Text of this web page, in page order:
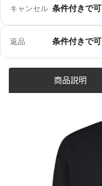
キャンセル 条件付きで可
返品 条件付きで可
商品説明